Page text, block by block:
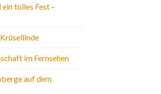
tolles Fest –
im Fernsehen
auf dem